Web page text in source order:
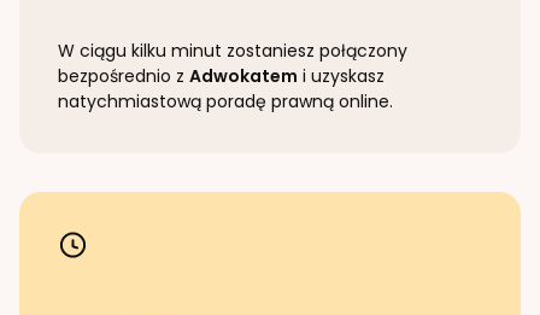
W ciągu kilku minut zostaniesz połączony
bezpośrednio z Adwokatem i uzyskasz
natychmiastową poradę prawną online.